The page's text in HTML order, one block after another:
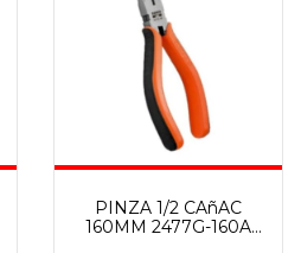
PINZA 1/2 CAñAC
160MM 2477G-160A